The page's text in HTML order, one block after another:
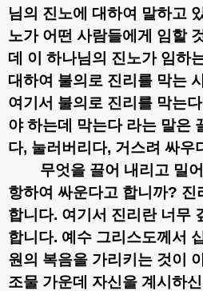
님의 진노에 대하여 말하고
노가 어떤 사람들에게 임할
데 이 하나님의 진노가 임하
대하여 불의로 진리를 막는
여기서 불의로 진리를 막는
야 하는데 막는다 라는 말은
다, 눌러버리다, 거스려 싸우
무엇을 끌어 내리고 밀
항하여 싸운다고 합니까? 진
합니다. 여기서 진리란 너무
합니다. 예수 그리스도께서
원의 복음을 가리키는 것이
조물 가운데 자신을 계시하